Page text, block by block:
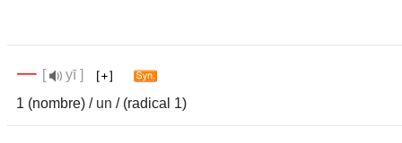
一 [
yī ]
1 (nombre) / un / (radical 1)